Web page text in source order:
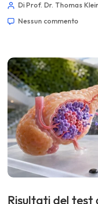
talvolta genetica. 📖 ~11
Di Prof. Dr. Thomas
Nessun commento
Risultati del test